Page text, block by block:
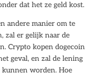
dat het ze geld kost.
andere manier om te
zal er gelijk naar de
Crypto kopen dogecoin
geval, en zal de lening
worden. Hoe